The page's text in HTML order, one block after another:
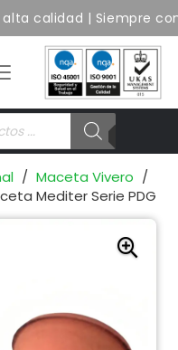
calidad | Siempre
/ Maceta Vivero /
Mediter Serie PDG